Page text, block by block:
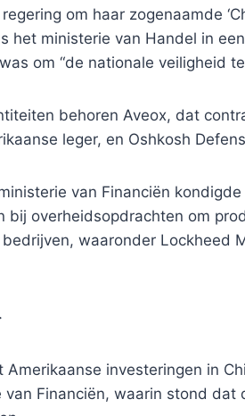
om haar zogenaamde
het ministerie van Handel in
om “de nationale veiligheid
behoren Aveox, dat
leger, en Oshkosh
van Financiën
bij overheidsopdrachten om
waaronder Lockheed
Amerikaanse investeringen in
van Financiën, waarin stond